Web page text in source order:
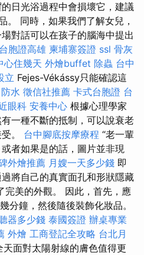
日光浴過程中會損壞它，建議
。 同時，如果我們了解女兒，
對話可以在孩子的腦海中提出
台胞證高雄 柬埔寨簽證 ssl 骨灰
心住幾天 外燴buffet 除蟲 台中
立 Fejes-Vékássy只能確認這
防水 徵信社推薦 卡式台胞證 台
眼科 安養中心 根據心理學家
一種不斷的抵制，可以說衰老
。 台中腳底按摩療程 “老一輩
者如果是的話，圖片並非現
外燴推薦 月嫂一天多少錢 即
將自己的真實面孔和形狀隱藏
完美的外觀。 因此，首先，應
分鐘，然後隨後裝飾化妝品。
器多少錢 泰國簽證 辦桌專業
外燴 工商登記全攻略 台北月
天面對太陽射線的膚色值得更